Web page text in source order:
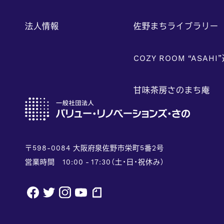
法人情報 佐野まちライブラリー
COZY ROOM
甘味茶房さのまち庵
〒598-0084 大阪府泉佐野市栄町5番2号
営業時間 10:00 - 17:30（土・日・祝休み）
facebook
twitterinstagram
youtube